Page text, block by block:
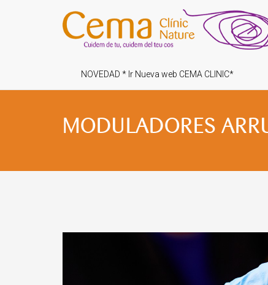
NOVEDAD * Ir Nueva web CEMA CLINIC*
MODULADORES